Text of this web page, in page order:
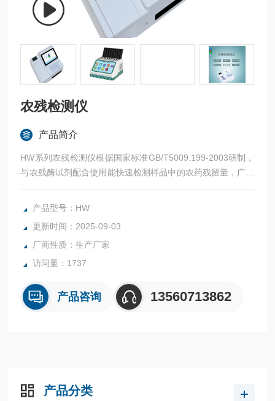
农残检测仪
产品简介
HW系列农残检测仪根据国家标准GB/T5009.199-2003研制，
与农残酶试剂配合使用能快速检测样品中的农药残留量，广泛
用于蔬菜、水果、粮食、茶叶以及土壤中有机磷和氨基甲酸脂
类农药残留的快速检测。
产品型号：HW
更新时间：2025-09-03
厂商性质：生产厂家
访问量：1737
产品咨询 13560713862
产品分类